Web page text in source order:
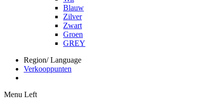
Blauw
Zilver
Zwart
Groen
GREY
Region/ Language
Verkooppunten
Menu Left